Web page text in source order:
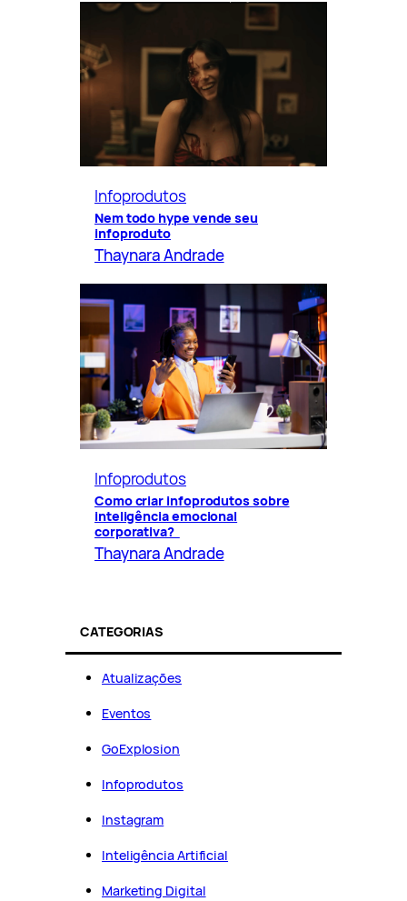
Infoprodutos
Nem todo hype vende seu
infoproduto
Thaynara Andrade
Infoprodutos
Como criar infoprodutos sobre
inteligência emocional
corporativa?
Thaynara Andrade
CATEGORIAS
Atualizações
Eventos
GoExplosion
Infoprodutos
Instagram
Inteligência Artificial
Marketing Digital